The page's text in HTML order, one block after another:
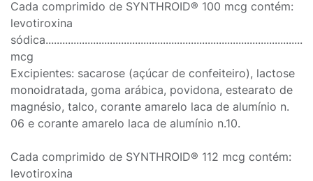
Cada comprimido de SYNTHROID® 100 mcg contém:
levotiroxina
mcg
Excipientes: sacarose (açúcar de confeiteiro), lactose
monoidratada, goma arábica, povidona, estearato de
magnésio, talco, corante amarelo laca de alumínio n.
06 e corante amarelo laca de alumínio n.10.
Cada comprimido de SYNTHROID® 112 mcg contém:
levotiroxina